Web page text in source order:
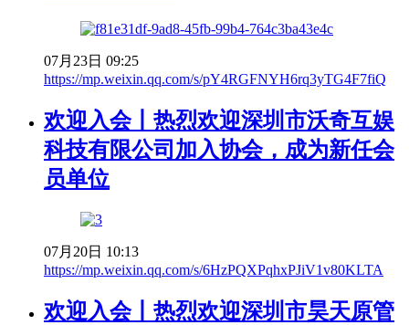
07月23日 09:25
https://mp.weixin.qq.com/s/pY4RGFNYH6rq3yTG4F7fiQ
欢迎入会丨热烈欢迎深圳市沃奇互娱
科技有限公司加入协会，成为新任会
员单位
07月20日 10:13
https://mp.weixin.qq.com/s/6HzPQXPqhxPJiV1v80KLTA
欢迎入会丨热烈欢迎深圳市昊天原管